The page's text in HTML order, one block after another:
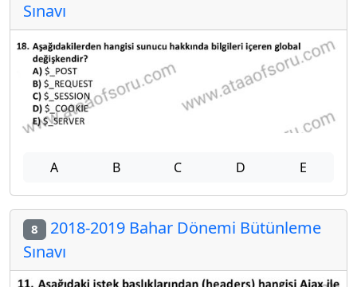
Sınavı
A B C D E
8 2018-2019 Bahar Dönemi Bütünleme
Sınavı